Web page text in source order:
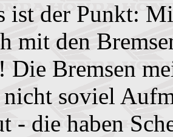
ist der Punkt:
mit den
Die Bremsen
nicht soviel
- die haben